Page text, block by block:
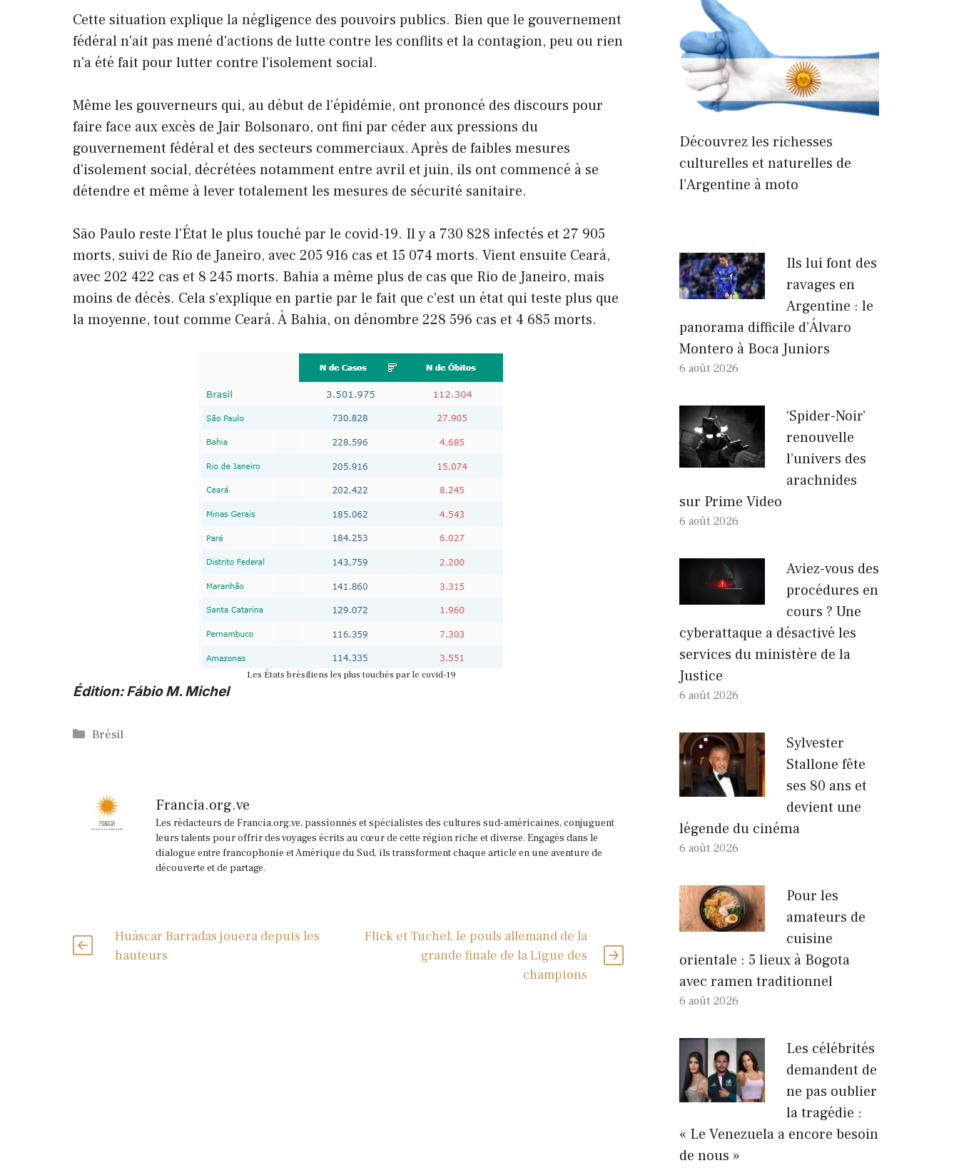
Cette situation explique la négligence des pouvoirs publics. Bien que le gouvernement
fédéral n'ait pas mené d'actions de lutte contre les conflits et la contagion, peu ou rien
n'a été fait pour lutter contre l'isolement social.
Même les gouverneurs qui, au début de l'épidémie, ont prononcé des discours pour
faire face aux excès de Jair Bolsonaro, ont fini par céder aux pressions du
gouvernement fédéral et des secteurs commerciaux. Après de faibles mesures
d'isolement social, décrétées notamment entre avril et juin, ils ont commencé à se
détendre et même à lever totalement les mesures de sécurité sanitaire.
São Paulo reste l'État le plus touché par le covid-19. Il y a 730 828 infectés et 27 905
morts, suivi de Rio de Janeiro, avec 205 916 cas et 15 074 morts. Vient ensuite Ceará,
avec 202 422 cas et 8 245 morts. Bahia a même plus de cas que Rio de Janeiro, mais
moins de décès. Cela s'explique en partie par le fait que c'est un état qui teste plus que
la moyenne, tout comme Ceará. À Bahia, on dénombre 228 596 cas et 4 685 morts.
Les États brésiliens les plus touchés par le covid-19
Édition: Fábio M. Michel
Catégories
Brésil
Francia.org.ve
Les rédacteurs de Francia.org.ve, passionnés et spécialistes des cultures sud-américaines, conjuguent
leurs talents pour offrir des voyages écrits au cœur de cette région riche et diverse. Engagés dans le
dialogue entre francophonie et Amérique du Sud, ils transforment chaque article en une aventure de
découverte et de partage.
Huáscar Barradas jouera depuis les
hauteurs
Flick et Tuchel, le pouls allemand de la
grande finale de la Ligue des
champions
Découvrez les richesses
culturelles et naturelles de
l’Argentine à moto
Ils lui font des
ravages en
Argentine : le
panorama difficile d’Álvaro
Montero à Boca Juniors
6 août 2026
‘Spider-Noir’
renouvelle
l’univers des
arachnides
sur Prime Video
6 août 2026
Aviez-vous des
procédures en
cours ? Une
cyberattaque a désactivé les
services du ministère de la
Justice
6 août 2026
Sylvester
Stallone fête
ses 80 ans et
devient une
légende du cinéma
6 août 2026
Pour les
amateurs de
cuisine
orientale : 5 lieux à Bogota
avec ramen traditionnel
6 août 2026
Les célébrités
demandent de
ne pas oublier
la tragédie :
« Le Venezuela a encore besoin
de nous »